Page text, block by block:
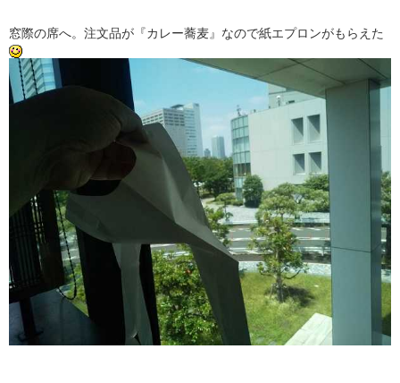
窓際の席へ。注文品が『カレー蕎麦』なので紙エプロンがもらえた